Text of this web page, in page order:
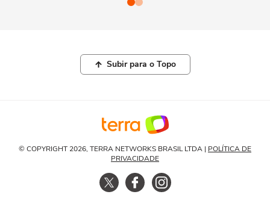
Subir para o Topo
© COPYRIGHT 2026, TERRA NETWORKS BRASIL LTDA | POLÍTICA DE
PRIVACIDADE